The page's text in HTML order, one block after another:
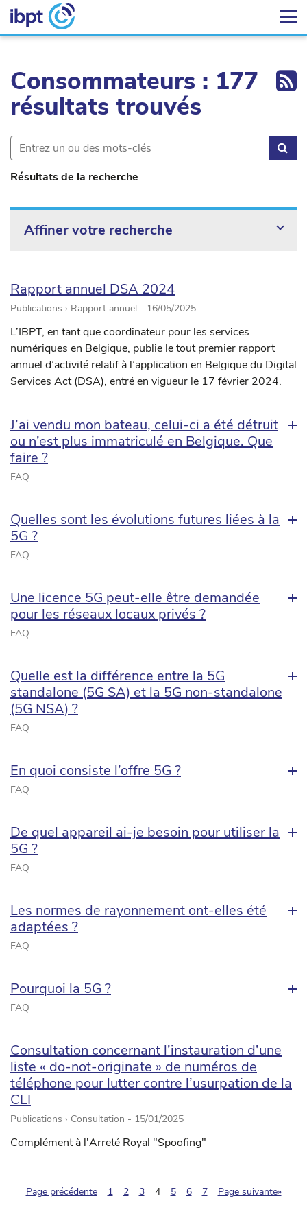
Consommateurs : 177
résultats trouvés
Résultats de la recherche
Affiner votre recherche
Rapport annuel DSA 2024
Publications › Rapport annuel - 16/05/2025
L’IBPT, en tant que coordinateur pour les services
numériques en Belgique, publie le tout premier rapport
annuel d’activité relatif à l’application en Belgique du Digital
Services Act (DSA), entré en vigueur le 17 février 2024.
J’ai vendu mon bateau, celui-ci a été détruit
ou n’est plus immatriculé en Belgique. Que
faire ?
FAQ
Quelles sont les évolutions futures liées à la
5G ?
FAQ
Une licence 5G peut-elle être demandée
pour les réseaux locaux privés ?
FAQ
Quelle est la différence entre la 5G
standalone (5G SA) et la 5G non-standalone
(5G NSA) ?
FAQ
En quoi consiste l’offre 5G ?
FAQ
De quel appareil ai-je besoin pour utiliser la
5G ?
FAQ
Les normes de rayonnement ont-elles été
adaptées ?
FAQ
Pourquoi la 5G ?
FAQ
Consultation concernant l’instauration d’une
liste « do-not-originate » de numéros de
téléphone pour lutter contre l’usurpation de la
CLI
Publications › Consultation - 15/01/2025
Complément à l'Arreté Royal "Spoofing"
Page précédente 1 2 3 4(pagination.current)
5 6 7 Page suivante»